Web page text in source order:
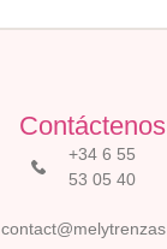
Contáctenos
+34 6 55
53 05 40